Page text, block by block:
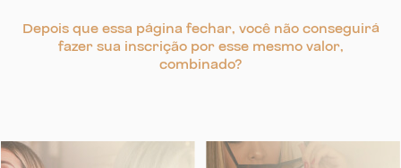
Depois que essa página fechar, você não conseguirá
fazer sua inscrição por esse mesmo valor,
combinado?